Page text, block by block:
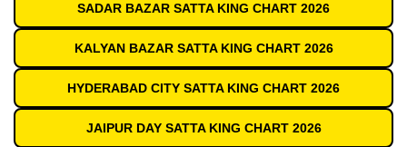
SADAR BAZAR SATTA KING CHART 2026
KALYAN BAZAR SATTA KING CHART 2026
HYDERABAD CITY SATTA KING CHART 2026
JAIPUR DAY SATTA KING CHART 2026